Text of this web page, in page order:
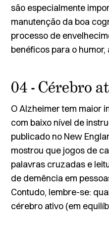
são especialmente
manutenção da boa
processo de
benéficos para o
04 - Cérebro
O Alzheimer tem maior
com baixo nível de
publicado no ­ New
mostrou que jogos de
palavras cruzadas e
de demência em
Contudo, lembre-se:
cérebro ativo (em